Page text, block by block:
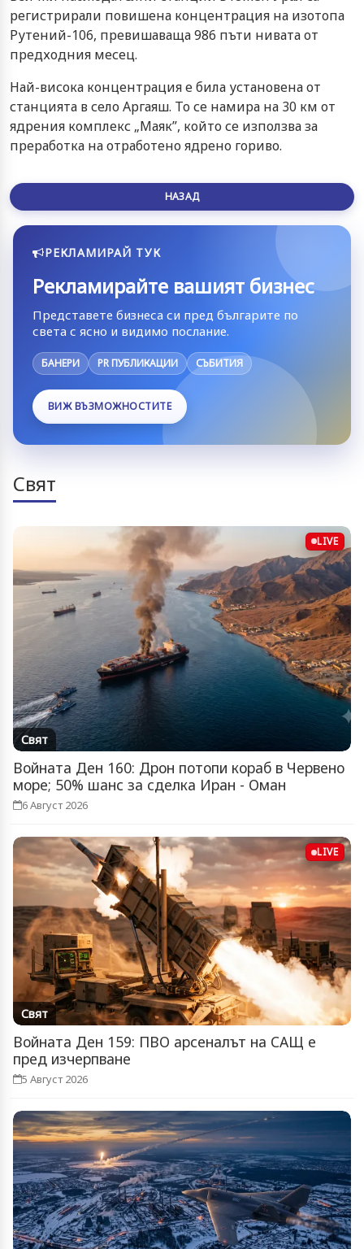
регистрирали повишена концентрация на изотопа
Рутений-106, превишаваща 986 пъти нивата от
предходния месец.
Най-висока концентрация е била установена от
станцията в село Аргаяш. То се намира на 30 км от
ядрения комплекс „Маяк”, който се използва за
преработка на отработено ядрено гориво.
НАЗАД
РЕКЛАМИРАЙ ТУК
Рекламирайте вашият бизнес
Представете бизнеса си пред българите по
света с ясно и видимо послание.
БАНЕРИ PR ПУБЛИКАЦИИ СЪБИТИЯ
ВИЖ ВЪЗМОЖНОСТИТЕ
Свят
LIVE
Свят
Войната Ден 160: Дрон потопи кораб в Червено
море; 50% шанс за сделка Иран - Оман
6 Август 2026
LIVE
Свят
Войната Ден 159: ПВО арсеналът на САЩ е
пред изчерпване
5 Август 2026